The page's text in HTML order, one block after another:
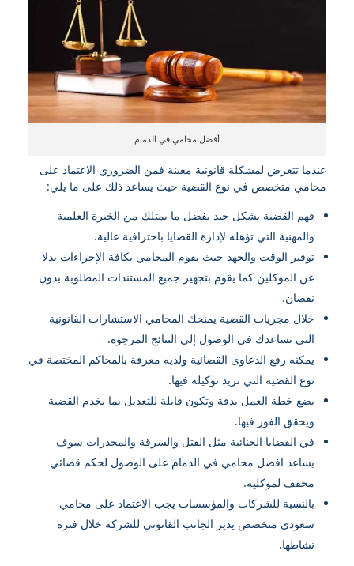
أفضل محامي في الدمام
عندما تتعرض لمشكلة قانونية معينة فمن الضروري الاعتماد على
محامي متخصص في نوع القضية حيث يساعد ذلك على ما يلي:
فهم القضية بشكل جيد بفضل ما يمتلك من الخبرة العلمية
والمهنية التي تؤهله لإدارة القضايا باحترافية عالية.
توفير الوقت والجهد حيث يقوم المحامي بكافة الإجراءات بدلا
عن الموكلين كما يقوم بتجهيز جميع المستندات المطلوبة بدون
نقصان.
خلال مجريات القضية يمنحك المحامي الاستشارات القانونية
التي تساعدك في الوصول إلى النتائج المرجوة.
يمكنه رفع الدعاوى القضائية ولديه معرفة بالمحاكم المختصة في
نوع القضية التي تريد توكيله فيها.
يضع خطة العمل بدقة وتكون قابلة للتعديل بما يخدم القضية
ويحقق الفوز فيها.
في القضايا الجنائية مثل القتل والسرقة والمخدرات سوف
يساعد افضل محامي في الدمام على الوصول لحكم قضائي
مخفف لموكليه.
بالنسبة للشركات والمؤسسات يجب الاعتماد على محامي
سعودي متخصص يدير الجانب القانوني للشركة خلال فترة
نشاطها.